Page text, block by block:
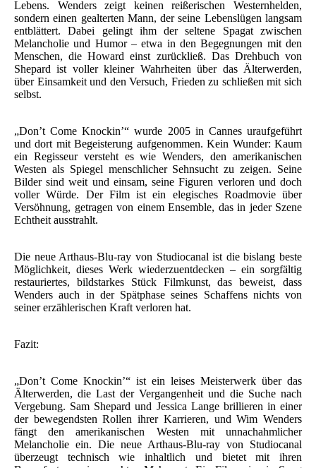
Lebens. Wenders zeigt keinen reißerischen Westernhelden,
sondern einen gealterten Mann, der seine Lebenslügen langsam
entblättert. Dabei gelingt ihm der seltene Spagat zwischen
Melancholie und Humor – etwa in den Begegnungen mit den
Menschen, die Howard einst zurückließ. Das Drehbuch von
Shepard ist voller kleiner Wahrheiten über das Älterwerden,
über Einsamkeit und den Versuch, Frieden zu schließen mit sich
selbst.
„Don’t Come Knockin’“ wurde 2005 in Cannes uraufgeführt
und dort mit Begeisterung aufgenommen. Kein Wunder: Kaum
ein Regisseur versteht es wie Wenders, den amerikanischen
Westen als Spiegel menschlicher Sehnsucht zu zeigen. Seine
Bilder sind weit und einsam, seine Figuren verloren und doch
voller Würde. Der Film ist ein elegisches Roadmovie über
Versöhnung, getragen von einem Ensemble, das in jeder Szene
Echtheit ausstrahlt.
Die neue Arthaus-Blu-ray von Studiocanal ist die bislang beste
Möglichkeit, dieses Werk wiederzuentdecken – ein sorgfältig
restauriertes, bildstarkes Stück Filmkunst, das beweist, dass
Wenders auch in der Spätphase seines Schaffens nichts von
seiner erzählerischen Kraft verloren hat.
Fazit:
„Don’t Come Knockin’“ ist ein leises Meisterwerk über das
Älterwerden, die Last der Vergangenheit und die Suche nach
Vergebung. Sam Shepard und Jessica Lange brillieren in einer
der bewegendsten Rollen ihrer Karrieren, und Wim Wenders
fängt den amerikanischen Westen mit unnachahmlicher
Melancholie ein. Die neue Arthaus-Blu-ray von Studiocanal
überzeugt technisch wie inhaltlich und bietet mit ihren